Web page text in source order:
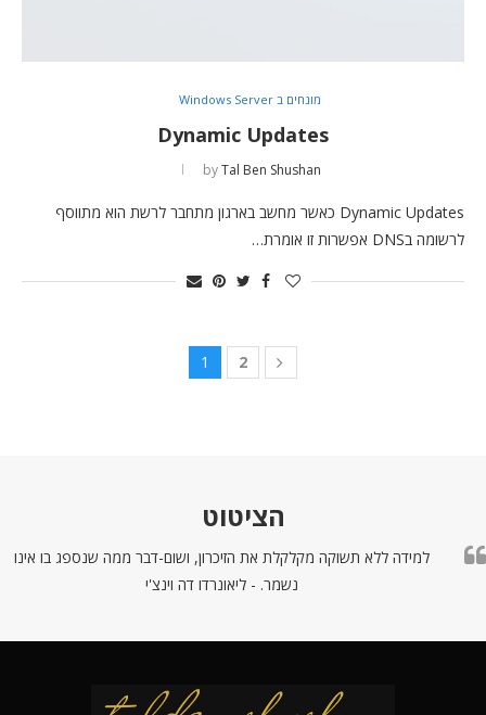
מונחים ב Windows Server
Dynamic Updates
byTal Ben Shushan
Dynamic Updates כאשר מחשב בארגון מתחבר לרשת הוא מתווסף
לרשומה בDNS אפשרות זו אומרת…
1 2
הציטוט
למידה ללא תשוקה מקלקלת את הזיכרון, ושום-דבר ממה שנספג בו אינו
נשמר. - ליאונרדו דה וינצ'י